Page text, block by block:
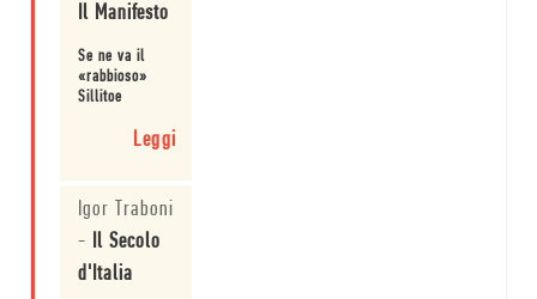
Il Manifesto
Se ne va il
«rabbioso»
Sillitoe
Leggi
Igor Traboni
- Il Secolo
d'Italia